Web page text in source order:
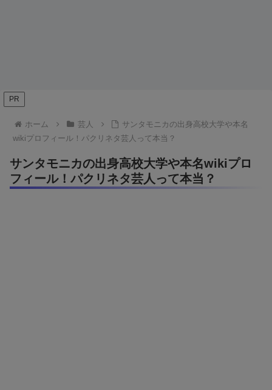
PR
ホーム 芸人
サンタモニカの出身高校大学や本名
wikiプロフィール！パクリネタ芸人って本当？
サンタモニカの出身高校大学や本名wikiプロ
フィール！パクリネタ芸人って本当？